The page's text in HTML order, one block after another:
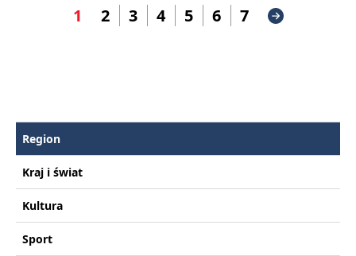
1 2 3 4 5 6 7
Region
Kraj i świat
Kultura
Sport